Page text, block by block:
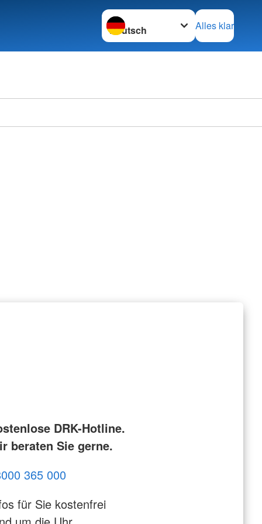
Sprache wechseln zu
Alles klar
DRK-Hotline.
beraten Sie gerne.
365 000
für Sie kostenfrei